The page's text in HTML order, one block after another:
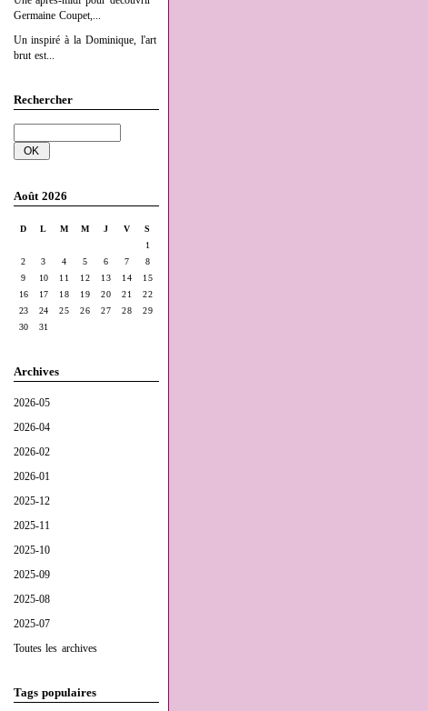
Germaine Coupet,...
Un inspiré à la Dominique, l'art
brut est...
Rechercher
Août 2026
D L M M J V
S
1
2
3 4 5 6 7
8
9
10 11 12 13 14
15
16
17 18 19 20 21
22
23
24 25 26 27 28
29
30
31
Archives
2026-05
2026-04
2026-02
2026-01
2025-12
2025-11
2025-10
2025-09
2025-08
2025-07
Toutes les archives
Tags populaires